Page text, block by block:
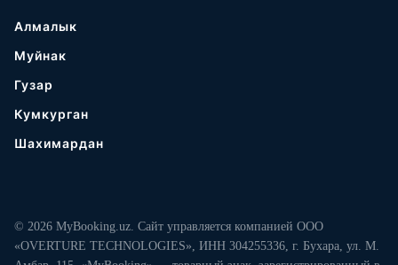
Алмалык
Муйнак
Гузар
Кумкурган
Шахимардан
© 2026 MyBooking.uz. Сайт управляется компанией ООО
«OVERTURE TECHNOLOGIES», ИНН 304255336, г. Бухара, ул. М.